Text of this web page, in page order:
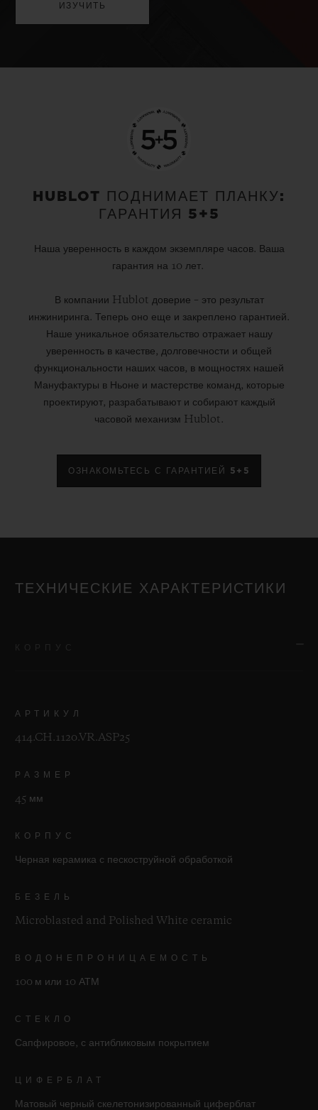
ИЗУЧИТЬ
HUBLOT ПОДНИМАЕТ ПЛАНКУ:
ГАРАНТИЯ 5+5
Наша уверенность в каждом экземпляре часов. Ваша
гарантия на 10 лет.
В компании Hublot доверие – это результат
инжиниринга. Теперь оно еще и закреплено гарантией.
Наше уникальное обязательство отражает нашу
уверенность в качестве, долговечности и общей
функциональности наших часов, в мощностях нашей
Мануфактуры в Ньоне и мастерстве команд, которые
проектируют, разрабатывают и собирают каждый
часовой механизм Hublot.
ОЗНАКОМЬТЕСЬ С ГАРАНТИЕЙ 5+5
ТЕХНИЧЕСКИЕ ХАРАКТЕРИСТИКИ
АРТИКУЛ
414.CH.1120.VR.ASP25
РАЗМЕР
45 мм
КОРПУС
Черная керамика с пескоструйной обработкой
БЕЗЕЛЬ
Microblasted and Polished White ceramic
ВОДОНЕПРОНИЦАЕМОСТЬ
100 м или 10 АТМ
СТЕКЛО
Сапфировое, с антибликовым покрытием
ЦИФЕРБЛАТ
Матовый черный скелетонизированный циферблат